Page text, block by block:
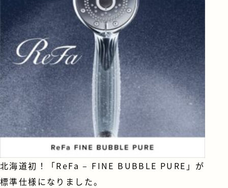
北海道初！「ReFa – FINE BUBBLE PURE」が
標準仕様になりました。